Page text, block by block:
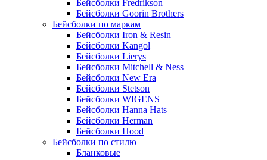
Бейсболки Fredrikson
Бейсболки Goorin Brothers
Бейсболки по маркам
Бейсболки Iron & Resin
Бейсболки Kangol
Бейсболки Lierys
Бейсболки Mitchell & Ness
Бейсболки New Era
Бейсболки Stetson
Бейсболки WIGENS
Бейсболки Hanna Hats
Бейсболки Herman
Бейсболки Hood
Бейсболки по стилю
Бланковые